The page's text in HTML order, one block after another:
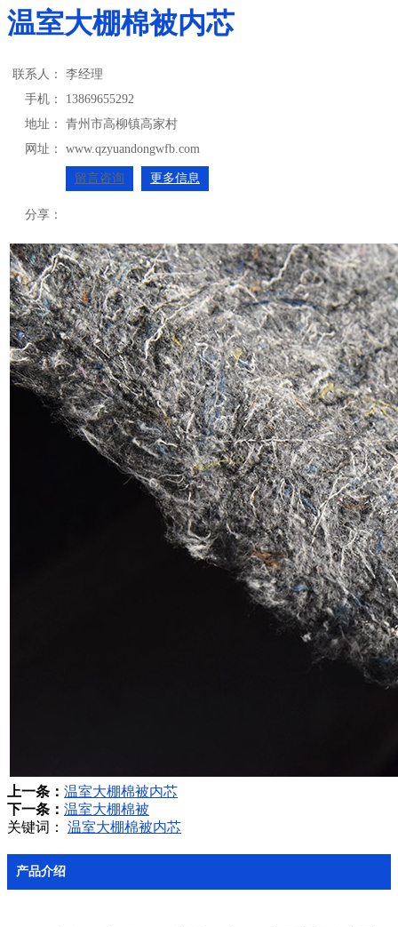
温室大棚棉被内芯
联系人：
李经理
手机：
13869655292
地址：
青州市高柳镇高家村
网址：
www.qzyuandongwfb.com
留言咨询 更多信息
分享：
上一条： 温室大棚棉被内芯
下一条： 温室大棚棉被
关键词： 温室大棚棉被内芯
产品介绍